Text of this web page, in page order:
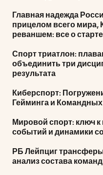
Главная надежда
прицелом всего мира,
реваншем: все о
Спорт триатлон:
объединить три
результата
Киберспорт:
Гейминга и
Мировой спорт: ключ
событий и динамики
РБ Лейпциг
анализ состава